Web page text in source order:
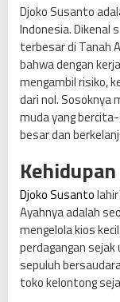
o
k
o
S
u
s
a
n
o
R
a
j
a
R
i
Djoko Susanto
Indonesia. Dikenal
terbesar di Tanah
bahwa dengan
mengambil risiko,
dari nol. Sosoknya
muda yang
besar dan
Djoko Susanto
Ayahnya adalah
mengelola kios
perdagangan sejak
sepuluh
toko kelontong